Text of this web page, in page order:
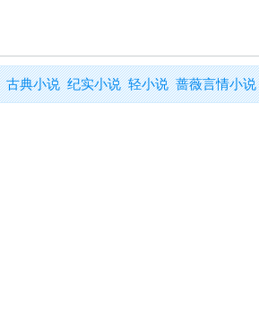
古典小说 纪实小说 轻小说 蔷薇言情小说